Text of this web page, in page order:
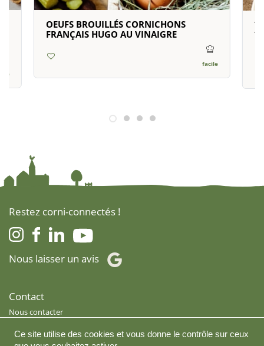
OEUFS BROUILLÉS CORNICHONS
FRANÇAIS HUGO AU VINAIGRE
facile
Restez corni-connectés !
Nous laisser un avis
Contact
Nous contacter
Je suis revendeur
Ce site utilise des cookies et vous donne le contrôle sur ceux